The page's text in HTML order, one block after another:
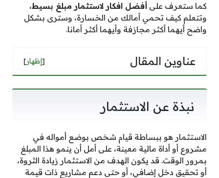
كما ستعرف على أفضل افكار لاستثمار مبلغ بسيط،
وتتعلم كيف تحمي أمالك من الخسارة، وسترى بشكل
واضح أيهما أكثر مجازفة وأيهما أكثر أمانا.
عناوين المقال [إظهار]
نبذة عن الاستثمار
الاستثمار هو ببساطة قيام شخص بوضع أمواله في
مشروع أو أداة مالية معينة، على أمل أن ينمو هذا المبلغ
بمرور الوقت. قد يكون الهدف من الاستثمار زيادة الثروة،
أو تحقيق دخل إضافي، أو حتى دعم مشاريع ذات قيمة